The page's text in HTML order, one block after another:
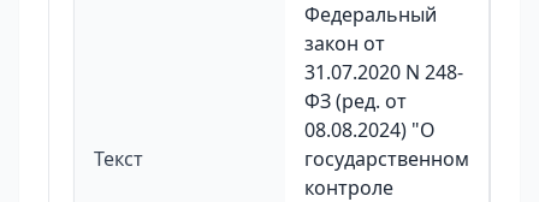
Текст
Федеральный
закон от
31.07.2020 N 248-
ФЗ (ред. от
08.08.2024) "О
государственном
контроле